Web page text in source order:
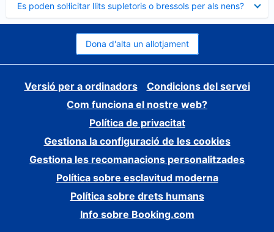
Es poden sol·licitar llits supletoris o bressols per als nens?
tancat
Dona d'alta un allotjament
Versió per a ordinadors
Condicions del servei
Com funciona el nostre web?
Política de privacitat
Gestiona la configuració de les cookies
Gestiona les recomanacions personalitzades
Política sobre esclavitud moderna
Política sobre drets humans
Info sobre Booking.com